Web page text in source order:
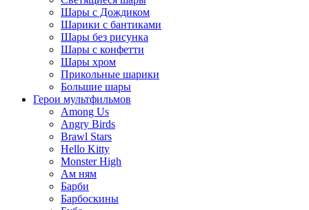
Шары с Дождиком
Шарики с бантиками
Шары без рисунка
Шары с конфетти
Шары хром
Прикольные шарики
Большие шары
Герои мультфильмов
Among Us
Angry Birds
Brawl Stars
Hello Kitty
Monster High
Ам ням
Барби
Барбоскины